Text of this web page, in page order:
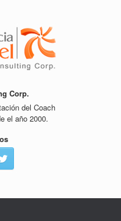
Corp.
del Coach
el año 2000.